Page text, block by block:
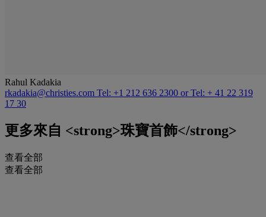
Rahul Kadakia
rkadakia@christies.com Tel: +1 212 636 2300 or Tel: + 41 22 319
17 30
更多來自 <strong>珠寶首飾</strong>
查看全部
查看全部